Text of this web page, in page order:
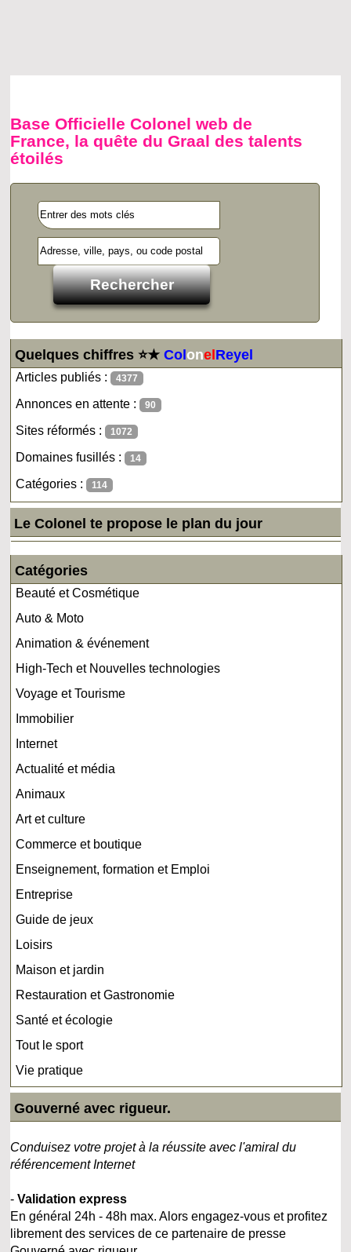
Base Officielle Colonel web de
France, la quête du Graal des talents
étoilés
Quelques chiffres ⭐★ColonelReyel
Articles publiés : 4377
Annonces en attente : 90
Sites réformés : 1072
Domaines fusillés : 14
Catégories : 114
Le Colonel te propose le plan du jour
Catégories
Beauté et Cosmétique
Auto & Moto
Animation & événement
High-Tech et Nouvelles technologies
Voyage et Tourisme
Immobilier
Internet
Actualité et média
Animaux
Art et culture
Commerce et boutique
Enseignement, formation et Emploi
Entreprise
Guide de jeux
Loisirs
Maison et jardin
Restauration et Gastronomie
Santé et écologie
Tout le sport
Vie pratique
Gouverné avec rigueur.
Conduisez votre projet à la réussite avec l'amiral du
référencement Internet
-Validation express
En général 24h - 48h max. Alors engagez-vous et profitez
librement des services de ce partenaire de presse